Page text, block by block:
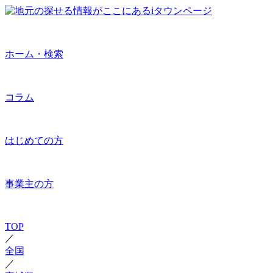
ホーム・検索
コラム
はじめての方
事業主の方
TOP
／
全国
／